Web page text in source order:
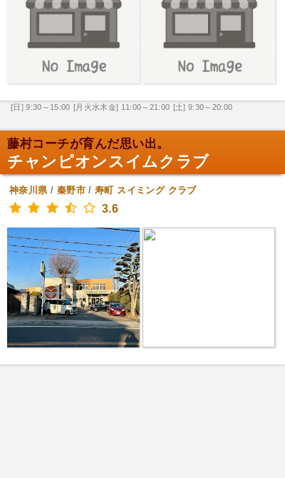
[日] 9:30～15:00 [月火水木金] 11:00～21:00 [土] 9:30～20:00
藤村コーチが育んだ思い出。
チャンピオンスイムクラブ
神奈川県/秦野市/寿町 スイミング クラブ
3.6